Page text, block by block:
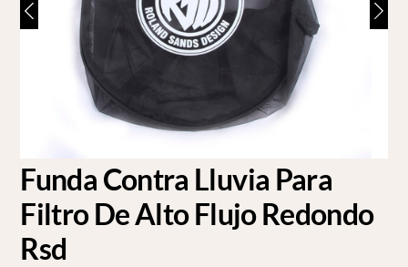
Funda Contra Lluvia Para
Filtro De Alto Flujo Redondo
Rsd